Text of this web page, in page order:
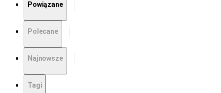
Powiązane
Polecane
Najnowsze
Tagi